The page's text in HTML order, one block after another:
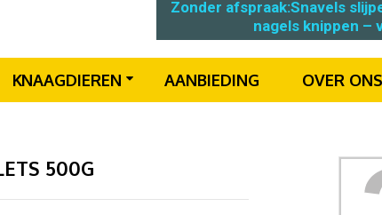
Zonder afspraak:Snavels
nagels knippen –
KNAAGDIEREN AANBIEDING OVER ONS
500G